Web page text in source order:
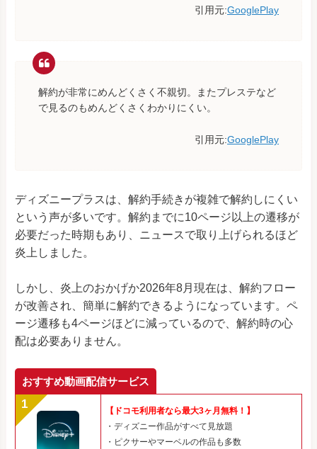
引用元:GooglePlay
解約が非常にめんどくさく不親切。またプレステなど
で見るのもめんどくさくわかりにくい。
引用元:GooglePlay
ディズニープラスは、解約手続きが複雑で解約しにくい
という声が多いです。解約までに10ページ以上の遷移が
必要だった時期もあり、ニュースで取り上げられるほど
炎上しました。
しかし、炎上のおかげか2026年8月現在は、解約フロー
が改善され、簡単に解約できるようになっています。ペ
ージ遷移も4ページほどに減っているので、解約時の心
配は必要ありません。
おすすめ動画配信サービス
【ドコモ利用者なら最大3ヶ月無料！】
・ディズニー作品がすべて見放題
・ピクサーやマーベルの作品も多数